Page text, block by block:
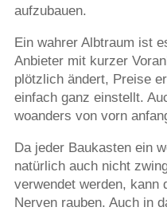
aufzubauen.
Ein wahrer Albtraum ist
Anbieter mit kurzer
plötzlich ändert, Preise
einfach ganz einstellt.
woanders von vorn
Da jeder Baukasten ein
natürlich auch nicht
verwendet werden, kann
Nerven rauben. Auch in